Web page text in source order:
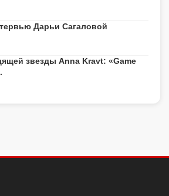
Дарьи Сагаловой
звезды Anna Kravt: «Game